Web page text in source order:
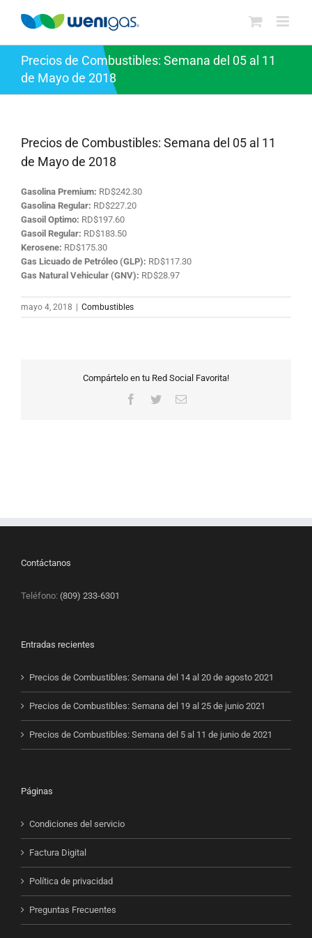
Precios de Combustibles: Semana del 05 al 11
de Mayo de 2018
Precios de Combustibles: Semana del 05 al 11
de Mayo de 2018
Gasolina Premium: RD$242.30
Gasolina Regular: RD$227.20
Gasoil Optimo: RD$197.60
Gasoil Regular: RD$183.50
Kerosene: RD$175.30
Gas Licuado de Petróleo (GLP): RD$117.30
Gas Natural Vehicular (GNV): RD$28.97
mayo 4, 2018 | Combustibles
Compártelo en tu Red Social Favorita!
Facebook
TwitterCorreo
Contáctanos
Teléfono: (809) 233-6301
Entradas recientes
Precios de Combustibles: Semana del 14 al 20 de agosto 2021
Precios de Combustibles: Semana del 19 al 25 de junio 2021
Precios de Combustibles: Semana del 5 al 11 de junio de 2021
Páginas
Condiciones del servicio
Factura Digital
Política de privacidad
Preguntas Frecuentes